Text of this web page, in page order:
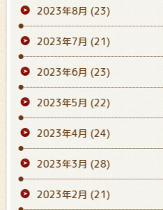
2023年8月 (23)
2023年7月 (21)
2023年6月 (23)
2023年5月 (22)
2023年4月 (24)
2023年3月 (28)
2023年2月 (21)